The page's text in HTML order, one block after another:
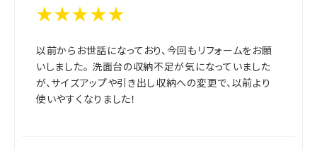
★★★★★
以前からお世話になっており、今回もリフォームをお願
いしました。 洗面台の収納不足が気になっていました
が、サイズアップや引き出し収納への変更で、以前より
使いやすくなりました！